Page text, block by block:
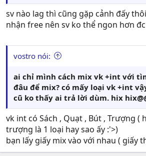
sv nào lag thì cũng gặp cảnh đấy
nhận free nên sv ko thể ngon hơn đc
vostro nói:
ai chỉ mình cách mix vk +int với
đâu để mix? có mấy loại vk +int
cũ ko thấy ai trả lời dùm. hix
vk int có Sách , Quạt , Bút , Trượng (
trượng là 1 loại hay sao ấy :'>)
bạn lấy giấy mix vào với nhau ( giấy